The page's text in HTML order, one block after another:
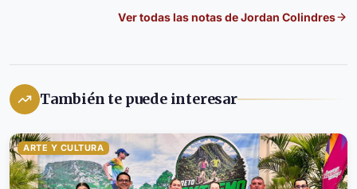
Ver todas las notas deJordan Colindres
También te puede interesar
ARTE Y CULTURA